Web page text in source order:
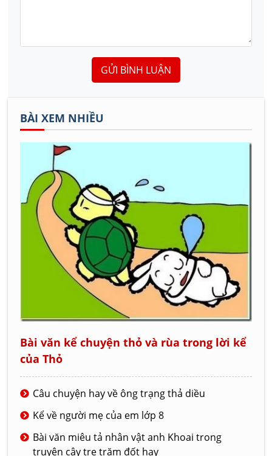
GỬI BÌNH LUẬN
BÀI XEM NHIỀU
Bài văn kể chuyện thỏ và rùa trong lời kể
của Thỏ
Câu chuyện hay về ông trạng thả diều
Kể về người mẹ của em lớp 8
Bài văn miêu tả nhân vật anh Khoai trong
truyện cây tre trăm đốt hay